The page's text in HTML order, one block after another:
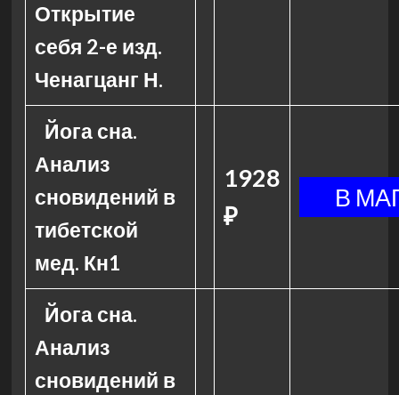
Открытие
себя 2-е изд.
Ченагцанг Н.
Йога сна.
Анализ
сновидений в
тибетской
мед. Кн1
1928
₽
Йога сна.
Анализ
сновидений в